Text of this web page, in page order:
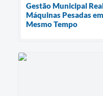
Gestão Municipal
Máquinas Pesadas
Mesmo Tempo